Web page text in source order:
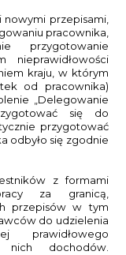
nowymi przepisami,
pracownika,
przygotowanie
nieprawidłowości
kraju, w którym
od pracownika)
„Delegowanie
się do
przygotować
odbyło się zgodnie
z formami
za granicą,
przepisów w tym
do udzielenia
prawidłowego
nich dochodów.